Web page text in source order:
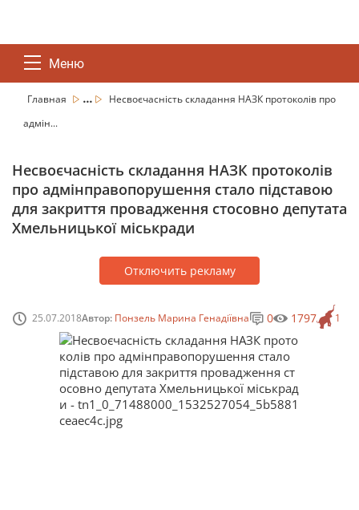
Меню
Главная ...
Несвоєчасність складання НАЗК протоколів про
адмін...
Несвоєчасність складання НАЗК протоколів
про адмінправопорушення стало підставою
для закриття провадження стосовно депутата
Хмельницької міськради
Отключить рекламу
25.07.2018Автор: Понзель Марина Генадіївна 1
0 1797